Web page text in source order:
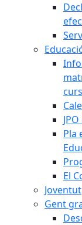
Pla
El
Joventut
Gent